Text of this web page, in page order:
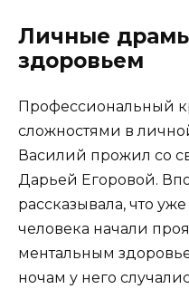
Личные
здоровьем
Профессиональный
сложностями в
Василий прожил со
Дарьей Егоровой.
рассказывала, что
человека начали
ментальным
ночам у него